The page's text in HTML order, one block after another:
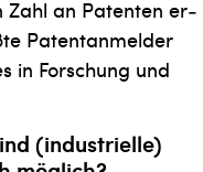
Zahl an Patenten er­
Patentanmelder
in Forschung und
(industrielle)